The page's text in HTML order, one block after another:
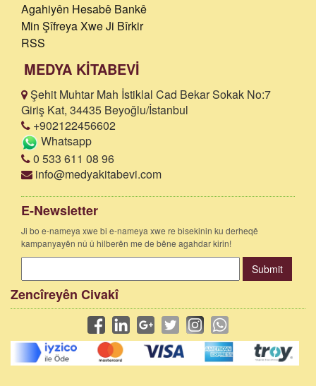
Agahiyên Hesabê Bankê
Min Şîfreya Xwe Ji Bîrkir
RSS
MEDYA KİTABEVİ
Şehit Muhtar Mah İstiklal Cad Bekar Sokak No:7
Giriş Kat, 34435 Beyoğlu/İstanbul
+902122456602
Whatsapp
0 533 611 08 96
info@medyakitabevi.com
E-Newsletter
Ji bo e-nameya xwe bi e-nameya xwe re bisekinin ku derheqê
kampanyayên nû û hilberên me de bêne agahdar kirin!
Submit
Zencîreyên Civakî